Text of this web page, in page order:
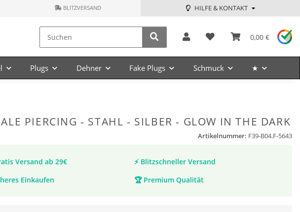
BLITZVERSAND HILFE & KONTAKT
0,00 €
Plugs Dehner Fake Plugs Schmuck ★
PIERCING - STAHL - SILBER - GLOW IN THE DARK
Artikelnummer: F39-B04.F-5643
Versand ab 29€ ⚡ Blitzschneller Versand
Einkaufen 🏆 Premium Qualität